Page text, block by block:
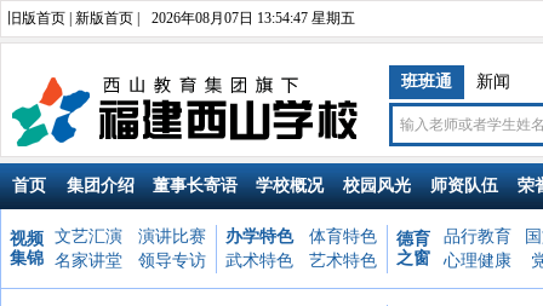
旧版首页 新版首页 2026年08月07日 13:54:49 星期五
班班通 新闻
首页 集团介绍 董事长寄语 学校概况 校园风光 师资队伍 荣
视频
集锦
文艺汇演
演讲比赛
名家讲堂
领导专访
办学特色
体育特色
武术特色
艺术特色
德育
之窗
品行教育
心理健康